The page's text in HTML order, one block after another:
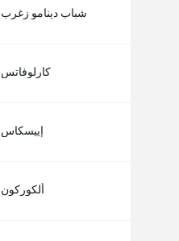
شباب دينامو زغرب
كارلوفاتس
إييسكاس
ألكوركون